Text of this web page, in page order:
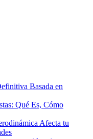
Basada en
Qué Es, Cómo
Afecta tu